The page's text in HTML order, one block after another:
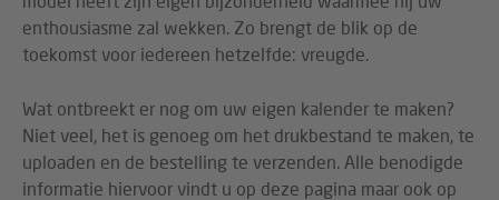
enthousiasme zal wekken. Zo brengt de blik op de
toekomst voor iedereen hetzelfde: vreugde.
Wat ontbreekt er nog om uw eigen kalender te maken?
Niet veel, het is genoeg om het drukbestand te maken, te
uploaden en de bestelling te verzenden. Alle benodigde
informatie hiervoor vindt u op deze pagina maar ook op